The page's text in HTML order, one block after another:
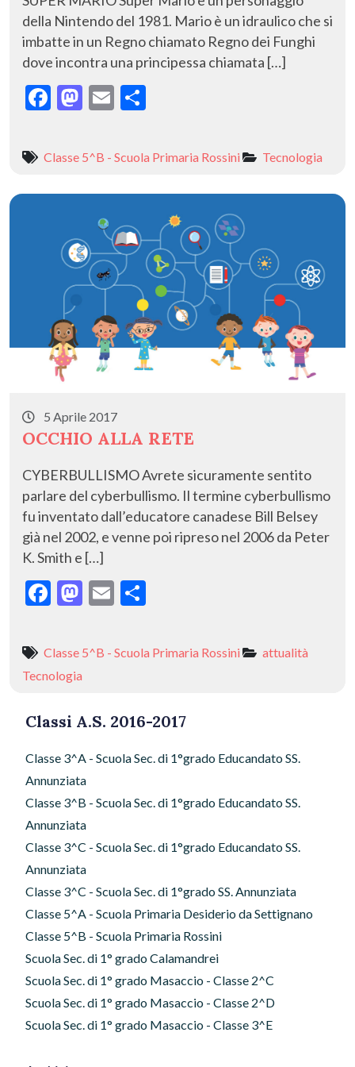
della Nintendo del 1981. Mario è un idraulico che si
imbatte in un Regno chiamato Regno dei Funghi
dove incontra una principessa chiamata […]
F
e
o
k
M
to
o
E
ai n
vi
di
Classe 5^B - Scuola Primaria Rossini Tecnologia
5 Aprile 2017
OCCHIO ALLA RETE
CYBERBULLISMO Avrete sicuramente sentito
parlare del cyberbullismo. Il termine cyberbullismo
fu inventato dall’educatore canadese Bill Belsey
già nel 2002, e venne poi ripreso nel 2006 da Peter
K. Smith e […]
F
e
b
o
M
to
n
E
ai n
di
Classe 5^B - Scuola Primaria Rossini
attualità
Tecnologia
Classi A.S. 2016-2017
Classe 3^A - Scuola Sec. di 1°grado Educandato SS.
Annunziata
Classe 3^B - Scuola Sec. di 1°grado Educandato SS.
Annunziata
Classe 3^C - Scuola Sec. di 1°grado Educandato SS.
Annunziata
Classe 3^C - Scuola Sec. di 1°grado SS. Annunziata
Classe 5^A - Scuola Primaria Desiderio da Settignano
Classe 5^B - Scuola Primaria Rossini
Scuola Sec. di 1° grado Calamandrei
Scuola Sec. di 1° grado Masaccio - Classe 2^C
Scuola Sec. di 1° grado Masaccio - Classe 2^D
Scuola Sec. di 1° grado Masaccio - Classe 3^E